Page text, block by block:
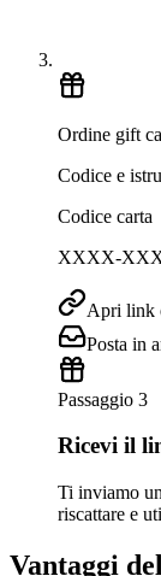
Ordine gift
Codice e
Codice carta
XXXX-
Apri link
Posta in
Passaggio 3
Ricevi il
Ti inviamo
riscattare e
Vantaggi